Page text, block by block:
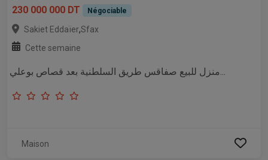
230 000 000 DT
Négociable
Sakiet Eddaïer,Sfax
Cette semaine
Maison